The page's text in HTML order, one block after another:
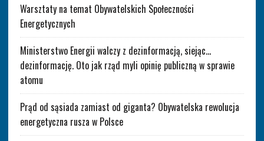
Warsztaty na temat Obywatelskich Społeczności
Energetycznych
Ministerstwo Energii walczy z dezinformacją, siejąc…
dezinformację. Oto jak rząd myli opinię publiczną w sprawie
atomu
Prąd od sąsiada zamiast od giganta? Obywatelska rewolucja
energetyczna rusza w Polsce